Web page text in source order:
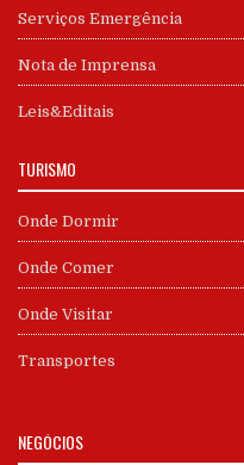
Serviços Emergência
Nota de Imprensa
Leis&Editais
TURISMO
Onde Dormir
Onde Comer
Onde Visitar
Transportes
NEGÓCIOS